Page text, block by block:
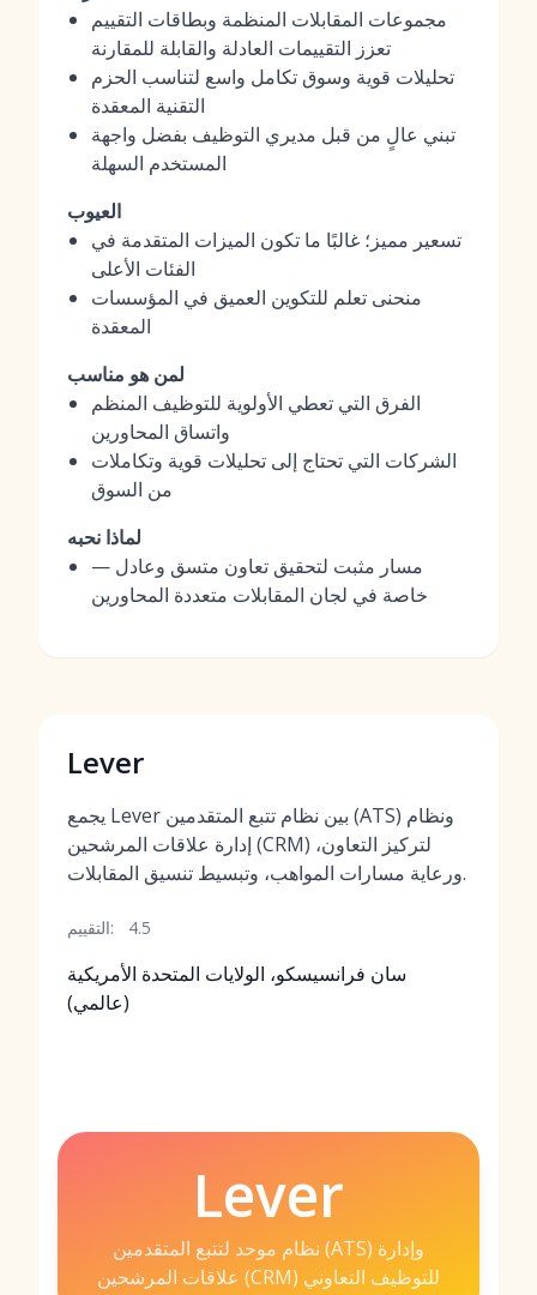
مجموعات المقابلات المنظمة وبطاقات التقييم
تعزز التقييمات العادلة والقابلة للمقارنة
تحليلات قوية وسوق تكامل واسع لتناسب الحزم
التقنية المعقدة
تبني عالٍ من قبل مديري التوظيف بفضل واجهة
المستخدم السهلة
العيوب
تسعير مميز؛ غالبًا ما تكون الميزات المتقدمة في
الفئات الأعلى
منحنى تعلم للتكوين العميق في المؤسسات
المعقدة
لمن هو مناسب
الفرق التي تعطي الأولوية للتوظيف المنظم
واتساق المحاورين
الشركات التي تحتاج إلى تحليلات قوية وتكاملات
من السوق
لماذا نحبه
مسار مثبت لتحقيق تعاون متسق وعادل —
خاصة في لجان المقابلات متعددة المحاورين
Lever
يجمع Lever بين نظام تتبع المتقدمين (ATS) ونظام
إدارة علاقات المرشحين (CRM) لتركيز التعاون،
ورعاية مسارات المواهب، وتبسيط تنسيق المقابلات.
التقييم: 4.5
سان فرانسيسكو، الولايات المتحدة الأمريكية
(عالمي)
Lever
نظام موحد لتتبع المتقدمين (ATS) وإدارة
علاقات المرشحين (CRM) للتوظيف التعاوني